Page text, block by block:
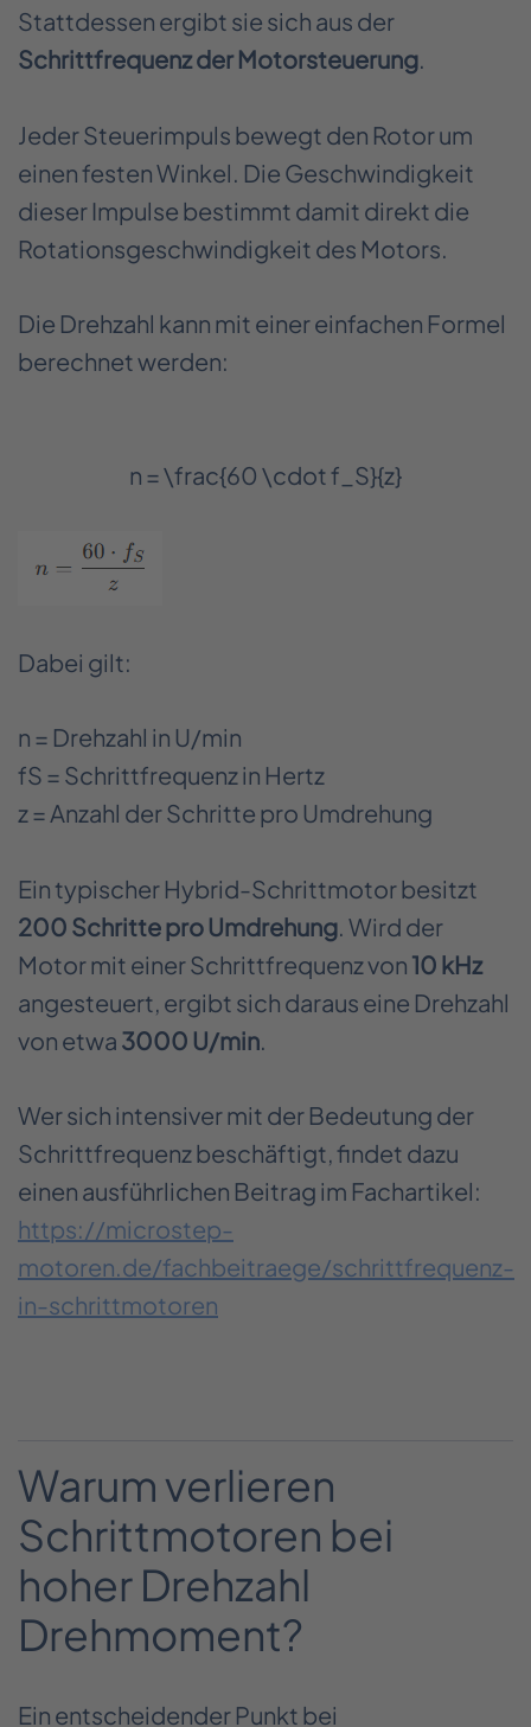
Stattdessen ergibt sie sich aus der
Schrittfrequenz der Motorsteuerung.
Jeder Steuerimpuls bewegt den Rotor um
einen festen Winkel. Die Geschwindigkeit
dieser Impulse bestimmt damit direkt die
Rotationsgeschwindigkeit des Motors.
Die Drehzahl kann mit einer einfachen Formel
berechnet werden:
n = \frac{60 \cdot f_S}{z}
Dabei gilt:
n = Drehzahl in U/min
fS = Schrittfrequenz in Hertz
z = Anzahl der Schritte pro Umdrehung
Ein typischer Hybrid-Schrittmotor besitzt
200 Schritte pro Umdrehung . Wird der
Motor mit einer Schrittfrequenz von 10 kHz
angesteuert, ergibt sich daraus eine Drehzahl
von etwa 3000 U/min
Wer sich intensiver mit der Bedeutung der
Schrittfrequenz beschäftigt, findet dazu
einen ausführlichen Beitrag im Fachartikel:
https://microstep-
motoren.de/fachbeitraege/schrittfrequenz-
in-schrittmotoren
Warum verlieren
Schrittmotoren bei
hoher Drehzahl
Drehmoment?
Ein entscheidender Punkt bei